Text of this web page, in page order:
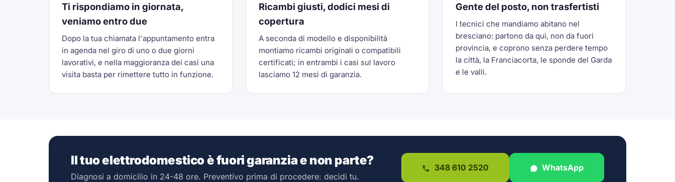
Ti rispondiamo in giornata,
veniamo entro due
Dopo la tua chiamata l'appuntamento entra
in agenda nel giro di uno o due giorni
lavorativi, e nella maggioranza dei casi una
visita basta per rimettere tutto in funzione.
Ricambi giusti, dodici mesi di
copertura
A seconda di modello e disponibilità
montiamo ricambi originali o compatibili
certificati; in entrambi i casi sul lavoro
lasciamo 12 mesi di garanzia.
Gente del posto, non trasfertisti
I tecnici che mandiamo abitano nel
bresciano: partono da qui, non da fuori
provincia, e coprono senza perdere tempo
la città, la Franciacorta, le sponde del Garda
e le valli.
Il tuo elettrodomestico è fuori garanzia e non parte?
Diagnosi a domicilio in 24-48 ore. Preventivo prima di procedere: decidi tu.
348 610 2520 WhatsApp